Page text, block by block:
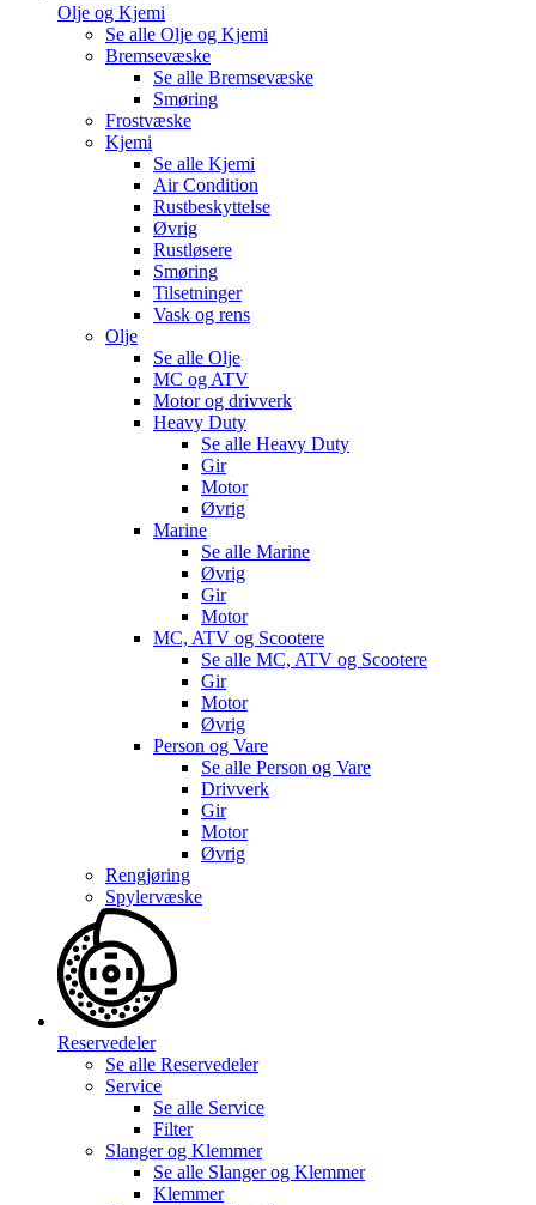
Olje og Kjemi
Se alle Olje og Kjemi
Bremsevæske
Se alle Bremsevæske
Smøring
Frostvæske
Kjemi
Se alle Kjemi
Air Condition
Rustbeskyttelse
Øvrig
Rustløsere
Smøring
Tilsetninger
Vask og rens
Olje
Se alle Olje
MC og ATV
Motor og drivverk
Heavy Duty
Se alle Heavy Duty
Gir
Motor
Øvrig
Marine
Se alle Marine
Øvrig
Gir
Motor
MC, ATV og Scootere
Se alle MC, ATV og Scootere
Gir
Motor
Øvrig
Person og Vare
Se alle Person og Vare
Drivverk
Gir
Motor
Øvrig
Rengjøring
Spylervæske
Reservedeler
Se alle Reservedeler
Service
Se alle Service
Filter
Slanger og Klemmer
Se alle Slanger og Klemmer
Klemmer